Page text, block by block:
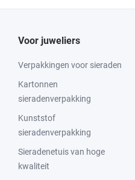
Voor juweliers
Verpakkingen voor sieraden
Kartonnen
sieradenverpakking
Kunststof
sieradenverpakking
Sieradenetuis van hoge
kwaliteit